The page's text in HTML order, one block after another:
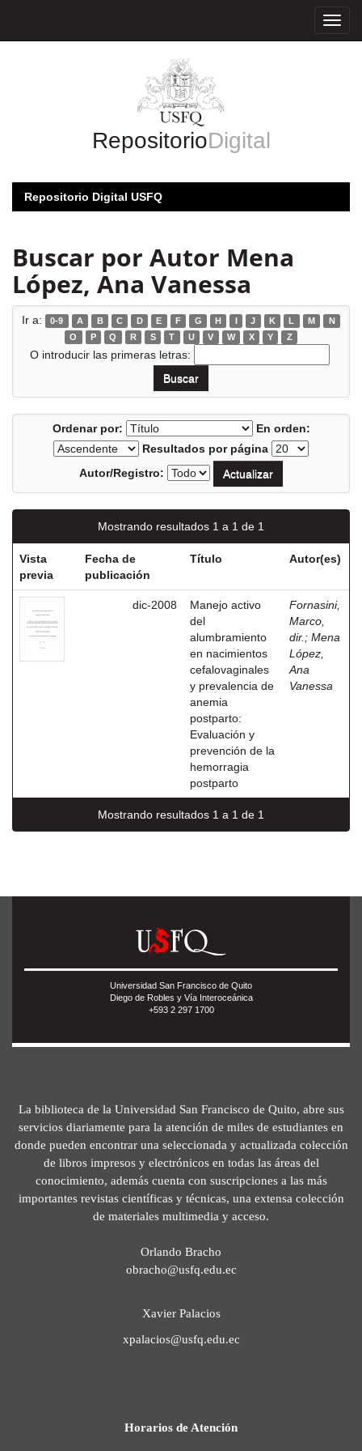
RepositorioDigital
Repositorio Digital USFQ
Buscar por Autor Mena
López, Ana Vanessa
Ir a: 0-9 A B C D E F G H I J K L M
N
O
P Q R S T U V W X Y Z
O introducir las primeras letras:
Ordenar por:
En orden:
Resultados por página
Autor/Registro:
Mostrando resultados 1 a 1 de 1
Vista
previa
Fecha de
publicación
Título Autor(es)
dic-2008
Manejo activo
del
alumbramiento
en nacimientos
cefalovaginales
y prevalencia de
anemia
postparto:
Evaluación y
prevención de la
hemorragia
postparto
Fornasini,
Marco,
dir. ; Mena
López,
Ana
Vanessa
Mostrando resultados 1 a 1 de 1
Universidad San Francisco de Quito
Diego de Robles y Vía Interoceánica
+593 2 297 1700
La biblioteca de la Universidad San Francisco de Quito, abre sus
servicios diariamente para la atención de miles de estudiantes en
donde pueden encontrar una seleccionada y actualizada colección
de libros impresos y electrónicos en todas las áreas del
conocimiento, además cuenta con suscripciones a las más
importantes revistas científicas y técnicas, una extensa colección
de materiales multimedia y acceso.
Orlando Bracho
obracho@usfq.edu.ec
Xavier Palacios
xpalacios@usfq.edu.ec
Horarios de Atención